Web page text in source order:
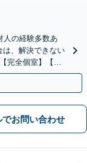
人の経験多数あ
は、解決できない
完全個室】【自
でお問い合わせ